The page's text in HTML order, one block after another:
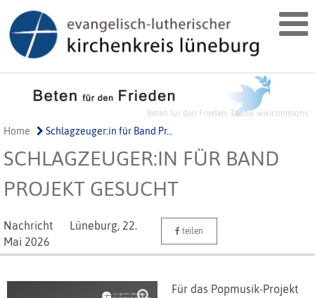
Beten für den Frieden, Taube: wikicommons
Home Schlagzeuger:in für Band Pr...
SCHLAGZEUGER:IN FÜR BAND
PROJEKT GESUCHT
Nachricht Lüneburg, 22.
Mai 2026
teilen
Für das Popmusik-Projekt